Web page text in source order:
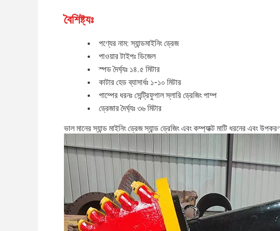
বৈশিষ্ট্যঃ
পণ্যের নাম: স্যান্ডমাইনিং ড্রেজ
পাওয়ার টাইপঃ ডিজেল
স্পড দৈর্ঘ্যঃ ১৪.৫ মিটার
কাটার হেড ব্যাসার্ধঃ ১-১০ মিটার
পাম্পের ধরনঃ সেন্ট্রিফুগাল স্লারি ড্রেজিং পাম্প
ড্রেজার দৈর্ঘ্যঃ ৩৬ মিটার
ভাল মানের স্যান্ড মাইনিং ড্রেজ স্যান্ড ড্রেজিং এবং কম্প্যাক্ট মাটি ধরনের এবং